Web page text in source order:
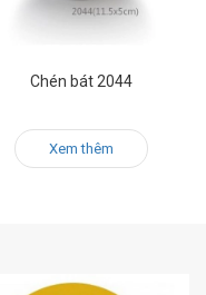
Chén bát 2044
Xem thêm